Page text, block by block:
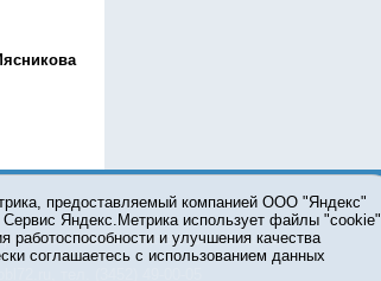
использовании материалов ссылка
предоставляемый компанией ООО "Яндекс"
Яндекс.Метрика использует файлы "cookie"
работоспособности и улучшения качества
соглашаетесь с использованием данных